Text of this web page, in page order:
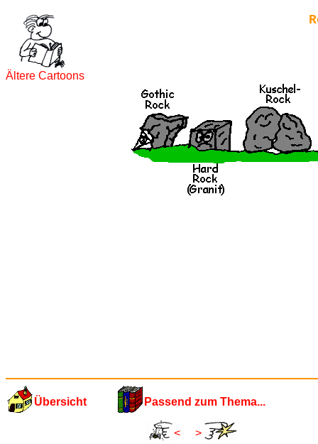
Ältere Cartoons
Übersicht Passend zum Thema...
< >